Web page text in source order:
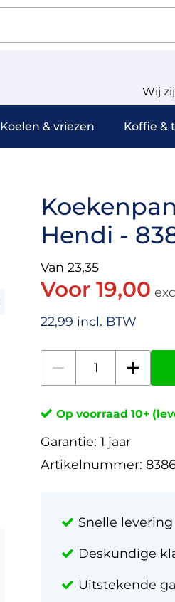
Wij
Koelen & vriezen Koffie &
Hendi -
Van 23,35
Voor 19,00
22,99 incl. BTW
Op voorraad 10+
Garantie: 1 jaar
Artikelnummer:
Snelle levering
Deskundige
Uitstekende